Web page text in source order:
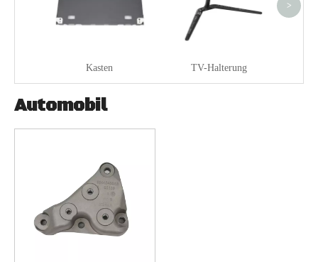
Kasten TV-Halterung
>
Automobil